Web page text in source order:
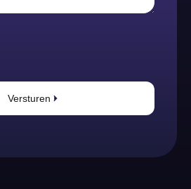
Versturen